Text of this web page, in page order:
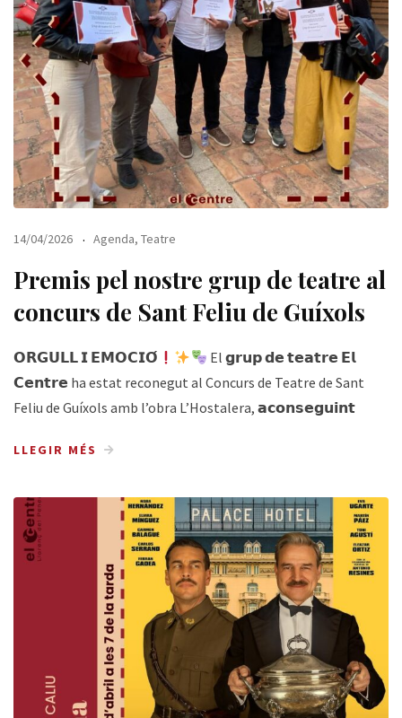
14/04/2026 Agenda, Teatre
Premis pel nostre grup de teatre al
concurs de Sant Feliu de Guíxols
𝗢𝗥𝗚𝗨𝗟𝗟 𝗜 𝗘𝗠𝗢𝗖𝗜𝗢́
El 𝗴𝗿𝘂𝗽 𝗱𝗲 𝘁𝗲𝗮𝘁𝗿𝗲 𝗘𝗹
𝗖𝗲𝗻𝘁𝗿𝗲 ha estat reconegut al Concurs de Teatre de Sant
Feliu de Guíxols amb l’obra L’Hostalera, 𝗮𝗰𝗼𝗻𝘀𝗲𝗴𝘂𝗶𝗻𝘁
LLEGIR MÉS